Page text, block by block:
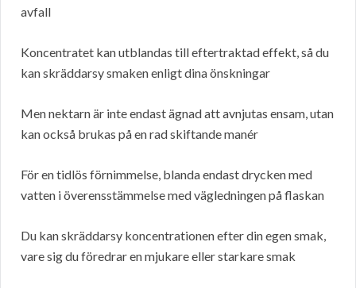
avfall
Koncentratet kan utblandas till eftertraktad effekt, så du
kan skräddarsy smaken enligt dina önskningar
Men nektarn är inte endast ägnad att avnjutas ensam, utan
kan också brukas på en rad skiftande manér
För en tidlös förnimmelse, blanda endast drycken med
vatten i överensstämmelse med vägledningen på flaskan
Du kan skräddarsy koncentrationen efter din egen smak,
vare sig du föredrar en mjukare eller starkare smak